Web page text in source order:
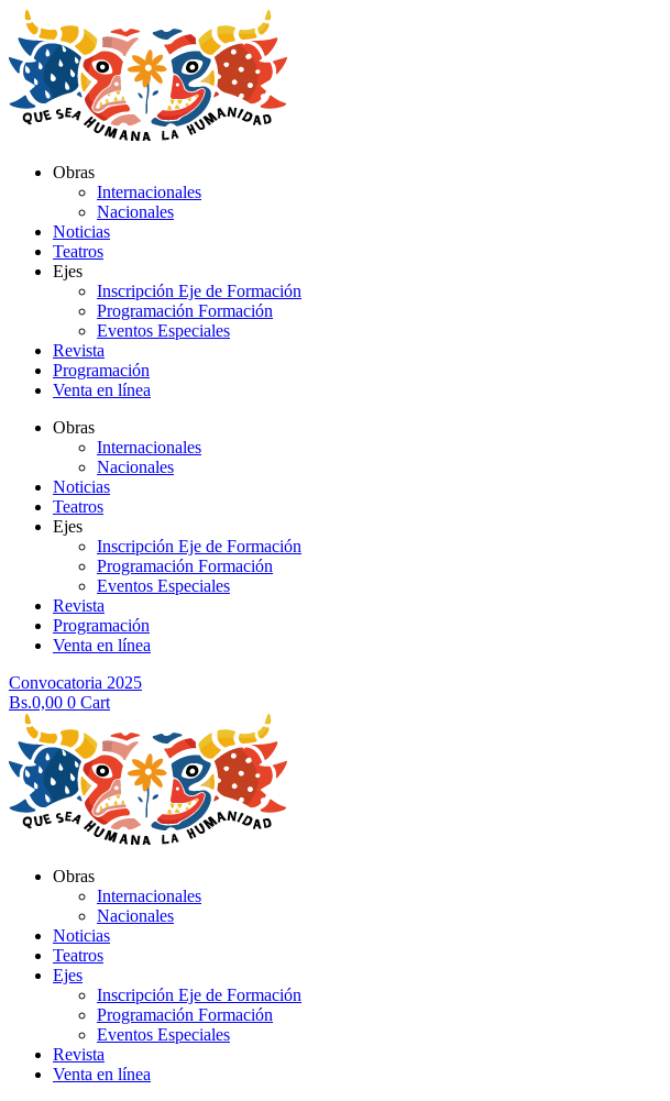
al
contenido
Obras
Internacionales
Nacionales
Noticias
Teatros
Ejes
Inscripción Eje de Formación
Programación Formación
Eventos Especiales
Revista
Programación
Venta en línea
Obras
Internacionales
Nacionales
Noticias
Teatros
Ejes
Inscripción Eje de Formación
Programación Formación
Eventos Especiales
Revista
Programación
Venta en línea
Convocatoria 2025
Bs.0,00 0 Cart
Obras
Internacionales
Nacionales
Noticias
Teatros
Ejes
Inscripción Eje de Formación
Programación Formación
Eventos Especiales
Revista
Venta en línea